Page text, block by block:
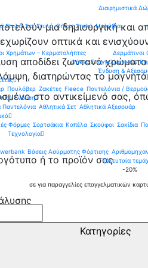
Διαφημιστικά
Στυλό Σετ Στυλό Θήκες Στυλό Μολύβια
Χρημάτων – Κερματολήπτες
Θήκες Επαγγελματικών
Ένδυση &
Πουλόβερ Ζακέτες Fleece Παντελόνια /
Ένδυση
Παντελόνια Αθλητικά Σετ Αθλητικά Αξεσουάρ
Φόρμες Σορτσάκια Καπέλα Σκούφοι Σακίδια
Τεχνολογία
Βάσεις Ασύρματης Φόρτισης
Τελευταία
-20%
σε για παραγγελίες επαγγελματικών
Κατηγορίες
μια δημιουργική
οπτικά και
αποδίδει ζωντανά χρώματα
διατηρώντας το
στο αντικείμενό σας,
ή το προϊόν σας
λάμψη